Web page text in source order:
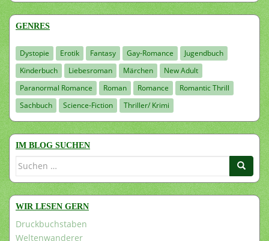
GENRES
Dystopie Erotik Fantasy Gay-Romance
Jugendbuch
Kinderbuch
Liebesroman Märchen
New Adult
Paranormal Romance
Roman Romance
Romantic Thrill
Sachbuch
Science-Fiction Thriller/ Krimi
IM BLOG SUCHEN
Suchen
WIR LESEN GERN
Druckbuchstaben
Weltenwanderer